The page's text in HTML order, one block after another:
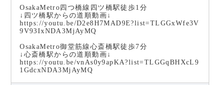
OsakaMetro四つ橋線四ツ橋駅徒歩1分
↓四ツ橋駅からの道順動画↓
https://youtu.be/D2e8H7MAD9E?list=TLGGxWfe3V
9V93IxNDA3MjAyMQ
OsakaMetro御堂筋線心斎橋駅徒歩7分
↓心斎橋駅からの道順動画↓
https://youtu.be/vnAs0y9apKA?list=TLGGqBHXcL9
1GdcxNDA3MjAyMQ